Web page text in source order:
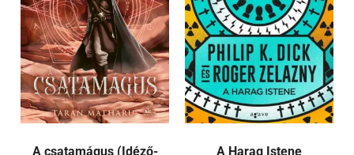
A csatamágus (Idéző-
A Harag Istene